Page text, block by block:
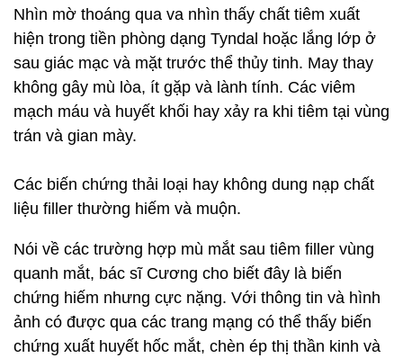
Nhìn mờ thoáng qua va nhìn thấy chất tiêm xuất
hiện trong tiền phòng dạng Tyndal hoặc lắng lớp ở
sau giác mạc và mặt trước thể thủy tinh. May thay
không gây mù lòa, ít gặp và lành tính. Các viêm
mạch máu và huyết khối hay xảy ra khi tiêm tại vùng
trán và gian mày.
Các biến chứng thải loại hay không dung nạp chất
liệu filler thường hiếm và muộn.
Nói về các trường hợp mù mắt sau tiêm filler vùng
quanh mắt, bác sĩ Cương cho biết đây là biến
chứng hiếm nhưng cực nặng. Với thông tin và hình
ảnh có được qua các trang mạng có thể thấy biến
chứng xuất huyết hốc mắt, chèn ép thị thần kinh và